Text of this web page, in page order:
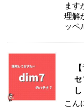
ます
理解
ッペ
こん